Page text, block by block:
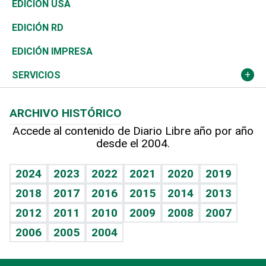
Ocenanía
Caribe
Resto del mundo
Telecom.
Global y variable
Economía personal
Sociales
Novedades
Podcast Arte Libre
Hablando con el pediatra
Vida y familia
Eñe
Celebrando la vida
Sin complejos
En pocas palabras
Tenis
Olimpismo
Más deportes
Línea de hit
TBT Deportivo
En Directo
El Espía
Noticiero Poteleche
Columnistas
Tecnología
Historia
Martes de tecnología
Cambio climático
Economía
Revista
Deportes
Opinión
Hecho en casa
Guía del dinero
EDICIÓN USA
EDICIÓN RD
EDICIÓN IMPRESA
SERVICIOS
Cumpleaños
Horóscopos
Crucigramas
ARCHIVO HISTÓRICO
Accede al contenido de Diario Libre año por año
desde el 2004.
2024 2023 2022 2021 2020
2019
2018
2017 2016 2015 2014
2013
2012
2011 2010 2009 2008
2007
2006
2005 2004